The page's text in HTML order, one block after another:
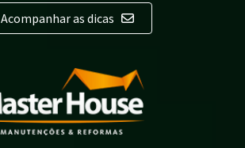
Acompanhar as dicas